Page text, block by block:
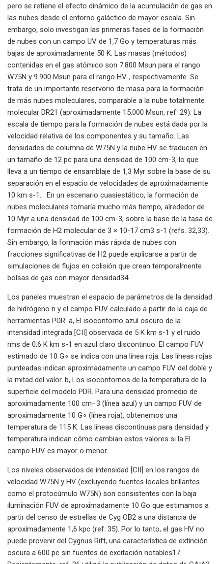
pero se retiene el efecto dinámico de la acumulación de gas en
las nubes desde el entorno galáctico de mayor escala. Sin
embargo, solo investigan las primeras fases de la formación
de nubes con un campo UV de 1,7 Go y temperaturas más
bajas de aproximadamente 50 K. Las masas (métodos)
contenidas en el gas atómico son 7.800 Msun para el rango
W75N y 9.900 Msun para el rango HV. , respectivamente. Se
trata de un importante reservorio de masa para la formación
de más nubes moleculares, comparable a la nube totalmente
molecular DR21 (aproximadamente 15.000 Msun, ref. 29). La
escala de tiempo para la formación de nubes está dada por la
velocidad relativa de los componentes y su tamaño. Las
densidades de columna de W75N y la nube HV se traducen en
un tamaño de 12 pc para una densidad de 100 cm-3, lo que
lleva a un tiempo de ensamblaje de 1,3 Myr sobre la base de su
separación en el espacio de velocidades de aproximadamente
10 km s-1. . En un escenario cuasiestático, la formación de
nubes moleculares tomaría mucho más tiempo, alrededor de
10 Myr a una densidad de 100 cm-3, sobre la base de la tasa de
formación de H2 molecular de 3 × 10-17 cm3 s-1 (refs. 32,33).
Sin embargo, la formación más rápida de nubes con
fracciones significativas de H2 puede explicarse a partir de
simulaciones de flujos en colisión que crean temporalmente
bolsas de gas con mayor densidad34.
Los paneles muestran el espacio de parámetros de la densidad
de hidrógeno n y el campo FUV calculado a partir de la caja de
herramientas PDR. a, El isocontorno azul oscuro de la
intensidad integrada [CII] observada de 5 K km s-1 y el ruido
rms de 0,6 K km s-1 en azul claro discontinuo. El campo FUV
estimado de 10 G∘ se indica con una línea roja. Las líneas rojas
punteadas indican aproximadamente un campo FUV del doble y
la mitad del valor. b, Los isocontornos de la temperatura de la
superficie del modelo PDR. Para una densidad promedio de
aproximadamente 100 cm−3 (línea azul) y un campo FUV de
aproximadamente 10 G∘ (línea roja), obtenemos una
temperatura de 115 K. Las líneas discontinuas para densidad y
temperatura indican cómo cambian estos valores si la El
campo FUV es mayor o menor.
Los niveles observados de intensidad [CII] en los rangos de
velocidad W75N y HV (excluyendo fuentes locales brillantes
como el protocúmulo W75N) son consistentes con la baja
iluminación FUV de aproximadamente 10 Go que estimamos a
partir del censo de estrellas de Cyg OB2 a una distancia de
aproximadamente 1,6 kpc (ref. 35). Por lo tanto, el gas HV no
puede provenir del Cygnus Rift, una característica de extinción
oscura a 600 pc sin fuentes de excitación notables17.